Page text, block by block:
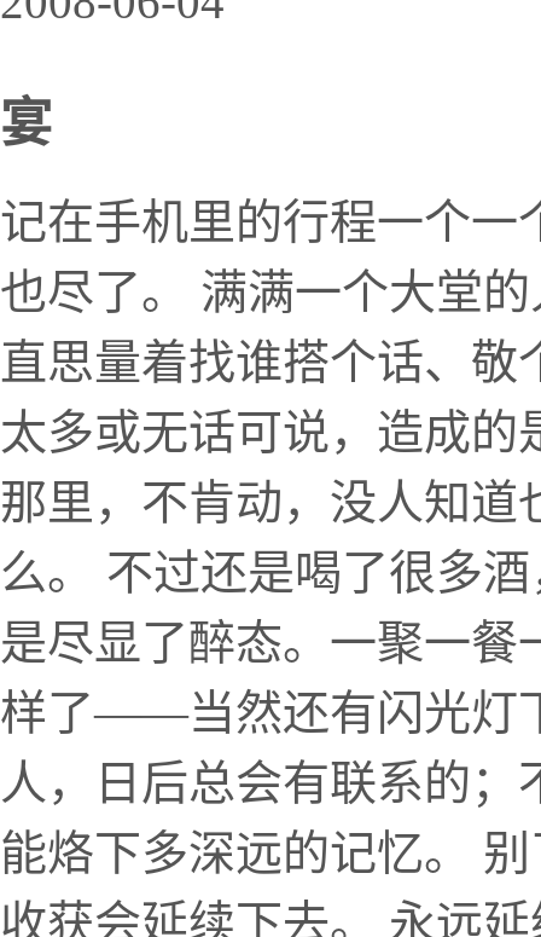
宴
记在手机里的行程一个一
也尽了。 满满一个大堂
直思量着找谁搭个话、
太多或无话可说，造成
那里，不肯动，没人知
么。 不过还是喝了很多
是尽显了醉态。一聚一
样了——当然还有闪光灯
人，日后总会有联系的
能烙下多深远的记忆。
收获会延续下去。 永远